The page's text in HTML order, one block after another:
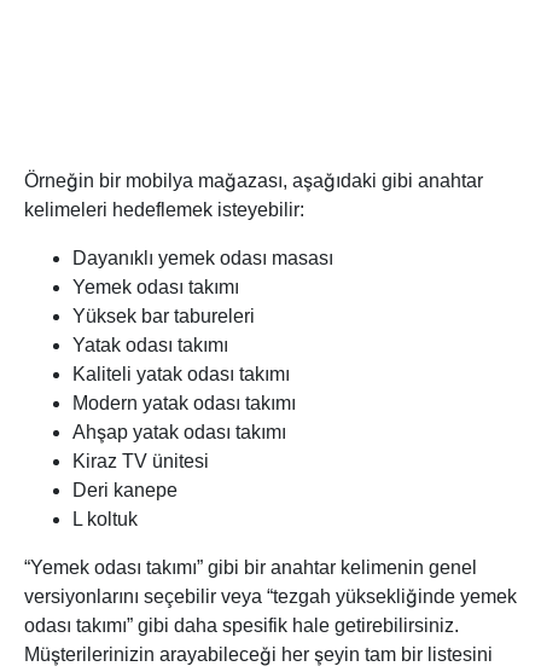
Örneğin bir mobilya mağazası, aşağıdaki gibi anahtar
kelimeleri hedeflemek isteyebilir:
Dayanıklı yemek odası masası
Yemek odası takımı
Yüksek bar tabureleri
Yatak odası takımı
Kaliteli yatak odası takımı
Modern yatak odası takımı
Ahşap yatak odası takımı
Kiraz TV ünitesi
Deri kanepe
L koltuk
“Yemek odası takımı” gibi bir anahtar kelimenin genel
versiyonlarını seçebilir veya “tezgah yüksekliğinde yemek
odası takımı” gibi daha spesifik hale getirebilirsiniz.
Müşterilerinizin arayabileceği her şeyin tam bir listesini